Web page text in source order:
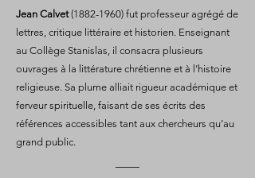
Jean Calvet(1882-1960) fut professeur agrégé de
lettres, critique littéraire et historien. Enseignant
au Collège Stanislas, il consacra plusieurs
ouvrages à la littérature chrétienne et à l’histoire
religieuse. Sa plume alliait rigueur académique et
ferveur spirituelle, faisant de ses écrits des
références accessibles tant aux chercheurs qu’au
grand public.